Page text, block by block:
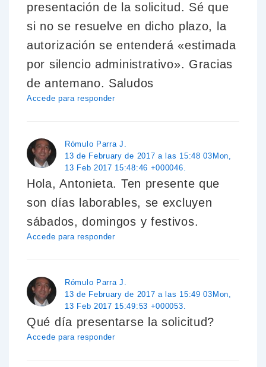
presentación de la solicitud. Sé que
si no se resuelve en dicho plazo, la
autorización se entenderá «estimada
por silencio administrativo». Gracias
de antemano. Saludos
Accede para responder
Rómulo Parra J.
13 de February de 2017 a las 15:48 03Mon,
13 Feb 2017 15:48:46 +000046.
Hola, Antonieta. Ten presente que
son días laborables, se excluyen
sábados, domingos y festivos.
Accede para responder
Rómulo Parra J.
13 de February de 2017 a las 15:49 03Mon,
13 Feb 2017 15:49:53 +000053.
Qué día presentarse la solicitud?
Accede para responder